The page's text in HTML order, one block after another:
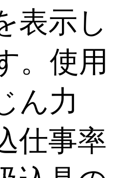
表示し
。使用
ん力
仕事率